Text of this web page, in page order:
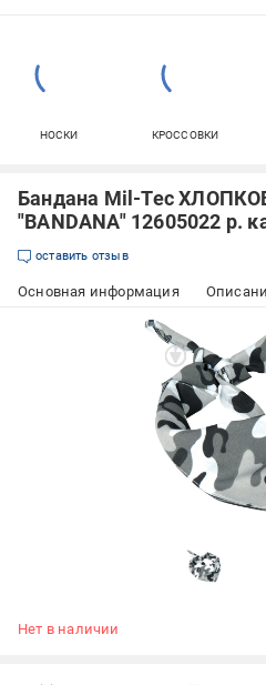
НОСКИ КРОССОВКИ
Бандана Mil-Tec
"BANDANA" 12605022 р.
оставить отзыв
Основная информация
Нет в наличии